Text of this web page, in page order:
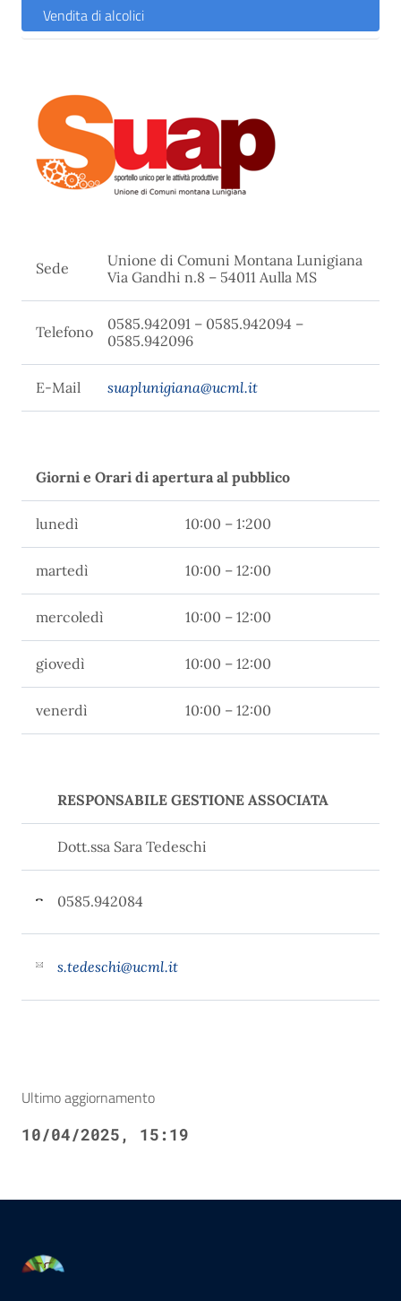
Vendita di alcolici
Sede
Unione di Comuni Montana Lunigiana
Via Gandhi n.8 – 54011 Aulla MS
Telefono
0585.942091 – 0585.942094 –
0585.942096
E-Mail suaplunigiana@ucml.it
Giorni e Orari di apertura al pubblico
lunedì 10:00 – 1:200
martedì 10:00 – 12:00
mercoledì 10:00 – 12:00
giovedì 10:00 – 12:00
venerdì 10:00 – 12:00
RESPONSABILE GESTIONE ASSOCIATA
Dott.ssa Sara Tedeschi
0585.942084
s.tedeschi@ucml.it
Ultimo aggiornamento
10/04/2025, 15:19